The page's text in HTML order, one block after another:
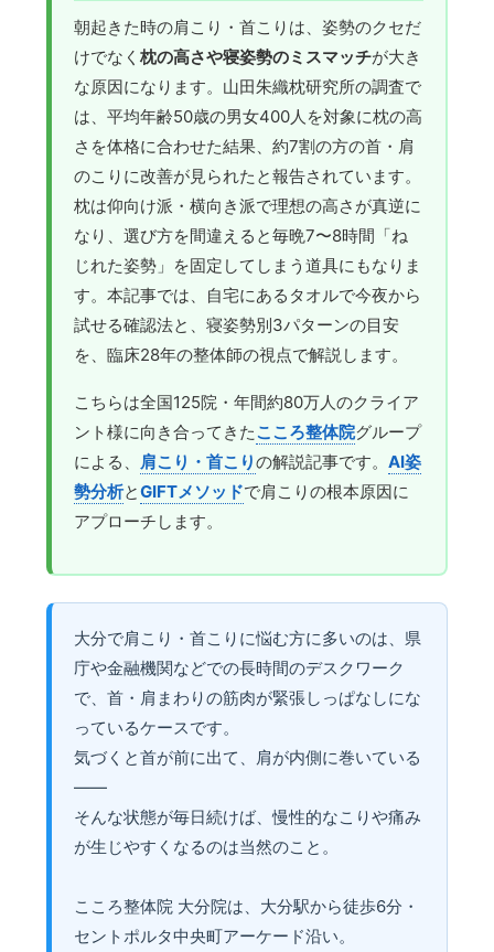
朝起きた時の肩こり・首こりは、姿勢のクセだ
けでなく枕の高さや寝姿勢のミスマッチが大き
な原因になります。山田朱織枕研究所の調査で
は、平均年齢50歳の男女400人を対象に枕の高
さを体格に合わせた結果、約7割の方の首・肩
のこりに改善が見られたと報告されています。
枕は仰向け派・横向き派で理想の高さが真逆に
なり、選び方を間違えると毎晩7〜8時間「ね
じれた姿勢」を固定してしまう道具にもなりま
す。本記事では、自宅にあるタオルで今夜から
試せる確認法と、寝姿勢別3パターンの目安
を、臨床28年の整体師の視点で解説します。
こちらは全国125院・年間約80万人のクライア
ント様に向き合ってきたこころ整体院グループ
による、 肩こり・首こりの解説記事です。AI姿
勢分析とGIFTメソッドで肩こりの根本原因に
アプローチします。
大分で肩こり・首こりに悩む方に多いのは、県
庁や金融機関などでの長時間のデスクワーク
で、首・肩まわりの筋肉が緊張しっぱなしにな
っているケースです。
気づくと首が前に出て、肩が内側に巻いている
——
そんな状態が毎日続けば、慢性的なこりや痛み
が生じやすくなるのは当然のこと。
こころ整体院 大分院は、大分駅から徒歩6分・
セントポルタ中央町アーケード沿い。